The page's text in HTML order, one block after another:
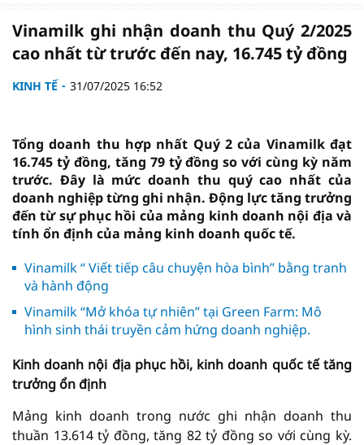
Vinamilk ghi nhận doanh thu Quý 2/2025
cao nhất từ trước đến nay, 16.745 tỷ đồng
KINH TẾ 31/07/2025 16:52
Tổng doanh thu hợp nhất Quý 2 của Vinamilk đạt
16.745 tỷ đồng, tăng 79 tỷ đồng so với cùng kỳ năm
trước. Đây là mức doanh thu quý cao nhất của
doanh nghiệp từng ghi nhận. Động lực tăng trưởng
đến từ sự phục hồi của mảng kinh doanh nội địa và
tính ổn định của mảng kinh doanh quốc tế.
Vinamilk “ Viết tiếp câu chuyện hòa bình” bằng tranh
và hành động
Vinamilk “Mở khóa tự nhiên” tại Green Farm: Mô
hình sinh thái truyền cảm hứng doanh nghiệp.
Kinh doanh nội địa phục hồi, kinh doanh quốc tế tăng
trưởng ổn định
Mảng kinh doanh trong nước ghi nhận doanh thu
thuần 13.614 tỷ đồng, tăng 82 tỷ đồng so với cùng kỳ.